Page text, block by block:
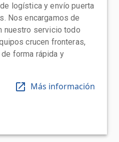
logística y envío puerta
Nos encargamos de
nuestro servicio todo
crucen fronteras,
forma rápida y
Más información